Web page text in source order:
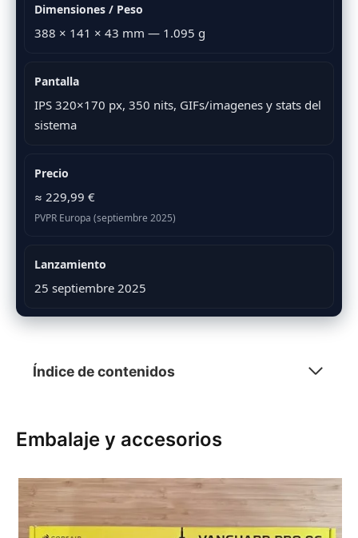
Dimensiones / Peso
388 × 141 × 43 mm — 1.095 g
Pantalla
IPS 320×170 px, 350 nits, GIFs/imagenes y stats del
sistema
Precio
≈ 229,99 €
PVPR Europa (septiembre 2025)
Lanzamiento
25 septiembre 2025
Índice de contenidos
Embalaje y accesorios